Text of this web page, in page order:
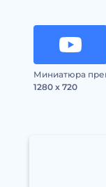
Миниатюра
1280 x 720